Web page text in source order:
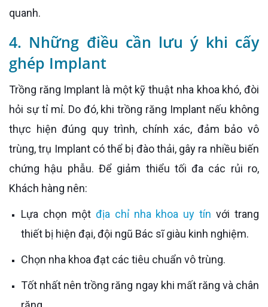
quanh.
4. Những điều cần lưu ý khi cấy
ghép Implant
Trồng răng Implant là một kỹ thuật nha khoa khó, đòi
hỏi sự tỉ mỉ. Do đó, khi trồng răng Implant nếu không
thực hiện đúng quy trình, chính xác, đảm bảo vô
trùng, trụ Implant có thể bị đào thải, gây ra nhiều biến
chứng hậu phẫu. Để giảm thiểu tối đa các rủi ro,
Khách hàng nên:
Lựa chọn một địa chỉ nha khoa uy tín với trang
thiết bị hiện đại, đội ngũ Bác sĩ giàu kinh nghiệm.
Chọn nha khoa đạt các tiêu chuẩn vô trùng.
Tốt nhất nên trồng răng ngay khi mất răng và chân